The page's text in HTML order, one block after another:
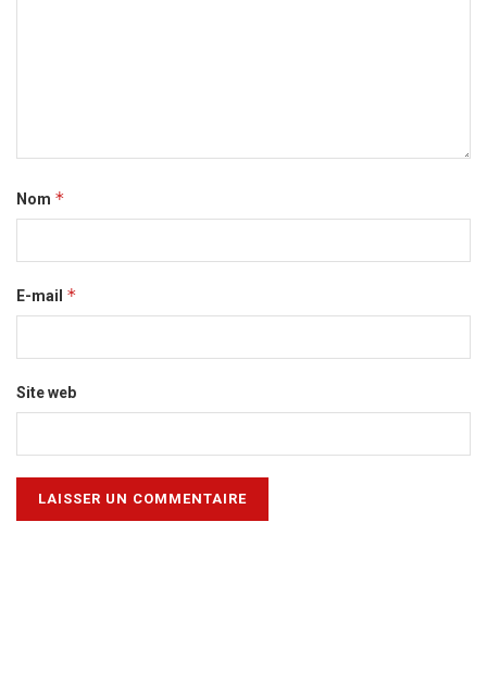
Nom *
E-mail *
Site web